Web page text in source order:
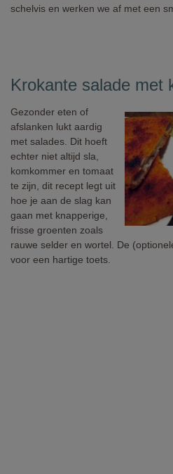
schelvis en werken we af met een
Krokante salade met
Gezonder eten of
afslanken lukt aardig
met salades. Dit hoeft
echter niet altijd sla,
komkommer en tomaat
te zijn, dit recept legt uit
hoe je aan de slag kan
gaan met knapperige,
frisse groenten zoals
rauwe selder en wortel. De
voor een hartige toets.